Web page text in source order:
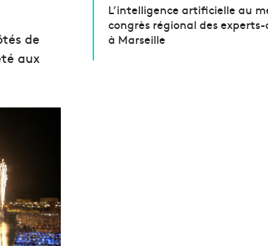
de
aux
L’intelligence artificielle au
congrès régional des
à Marseille